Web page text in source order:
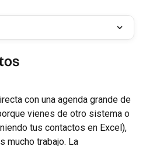
con una agenda grande de
vienes de otro sistema o
tus contactos en Excel),
mucho trabajo. La